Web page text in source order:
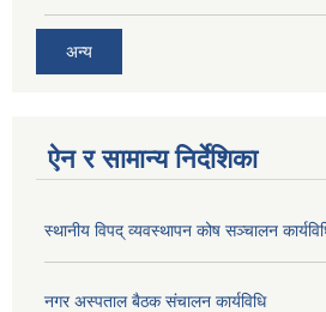
अन्य
ऐन र सामान्य निर्देशिका
स्थानीय विपद् व्यवस्थापन कोष सञ्चालन
नगर अस्पताल बैठक संचालन कार्यविधि